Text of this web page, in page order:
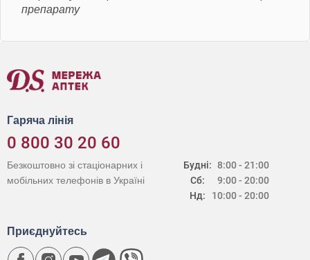
препарату
Гаряча лінія
0 800 30 20 60
Будні:
Сб:
Нд:
8:00 - 21:00
9:00 - 20:00
10:00 - 20:00
Безкоштовно зі стаціонарних і
мобільних телефонів в Україні
Приєднуйтесь